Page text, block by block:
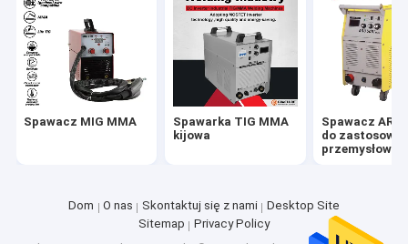
Spawacz MIG MMA
Spawarka TIG MMA
kijowa
Spawacz ARC
do
Dom O nas Skontaktuj się z nami
Desktop Site
Sitemap
Privacy Policy